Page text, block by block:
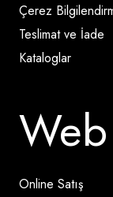
Çerez
Teslimat ve İade
Kataloglar
Online Satış